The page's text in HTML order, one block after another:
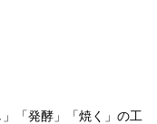
「発酵」「焼く」の工